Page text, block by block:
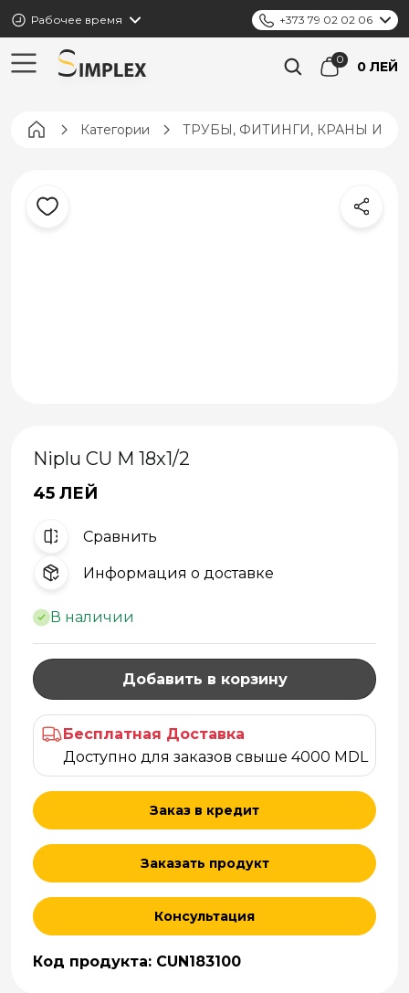
Рабочее время +373 79 02 02 06
0 ЛЕЙ
Pagina principală
Категории ТРУБЫ, ФИТИНГИ, КРАНЫ И
Niplu CU M 18x1/2
45 ЛЕЙ
Cравнить
Информация о доставке
В наличии
Добавить в корзину
Бесплатная Доставка
Доступно для заказов свыше 4000 MDL
Заказ в кредит
Заказать продукт
Консультация
Код продукта: CUN183100